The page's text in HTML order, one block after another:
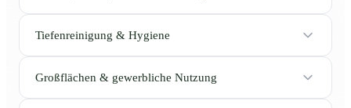
Tiefenreinigung & Hygiene
Großflächen & gewerbliche Nutzung